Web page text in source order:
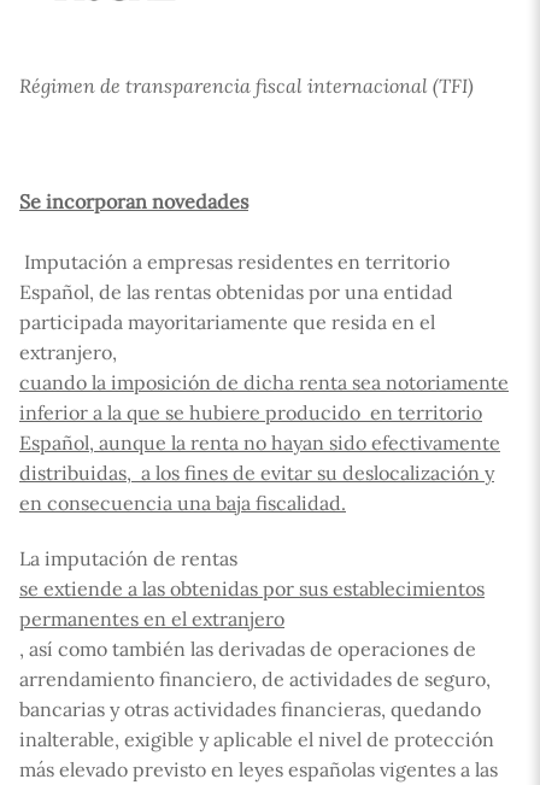
Régimen de transparencia fiscal internacional (TFI)
Se incorporan novedades
Imputación a empresas residentes en territorio
Español, de las rentas obtenidas por una entidad
participada mayoritariamente que resida en el
extranjero,
cuando la imposición de dicha renta sea notoriamente
inferior a la que se hubiere producido en territorio
Español, aunque la renta no hayan sido efectivamente
distribuidas, a los fines de evitar su deslocalización y
en consecuencia una baja fiscalidad.
La imputación de rentas
se extiende a las obtenidas por sus establecimientos
permanentes en el extranjero
, así como también las derivadas de operaciones de
arrendamiento financiero, de actividades de seguro,
bancarias y otras actividades financieras, quedando
inalterable, exigible y aplicable el nivel de protección
más elevado previsto en leyes españolas vigentes a las